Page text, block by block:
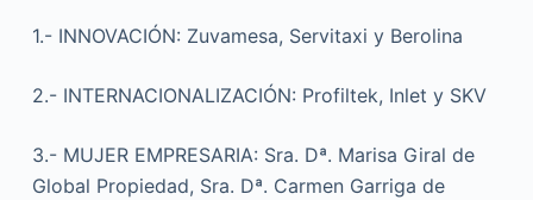
1.- INNOVACIÓN: Zuvamesa, Servitaxi y Berolina
2.- INTERNACIONALIZACIÓN: Profiltek, Inlet y SKV
3.- MUJER EMPRESARIA: Sra. Dª. Marisa Giral de
Global Propiedad, Sra. Dª. Carmen Garriga de